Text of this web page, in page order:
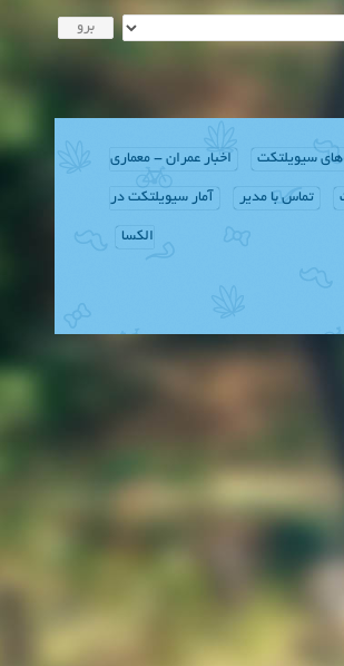
های سیویلتکت اخبار عمران - معماری
تماس با مدیر آمار سیویلتکت در
الکسا